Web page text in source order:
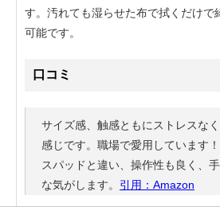
す。汚れても湿らせた布で拭くだけで
可能です。
口コミ
サイズ感、触感ともにストレスな
感じです。職場で愛用しています
スパッドと違い、操作性も良く、
な気がします。 引用：Amazon